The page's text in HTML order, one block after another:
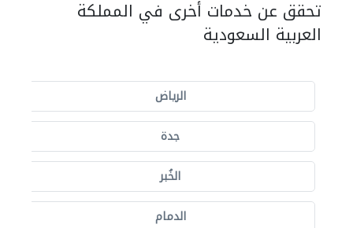
تحقق عن خدمات أخرى في المملكة
العربية السعودية
الرياض
جدة
الخُبر
الدمام